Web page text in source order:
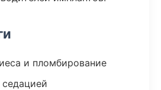
и пломбирование